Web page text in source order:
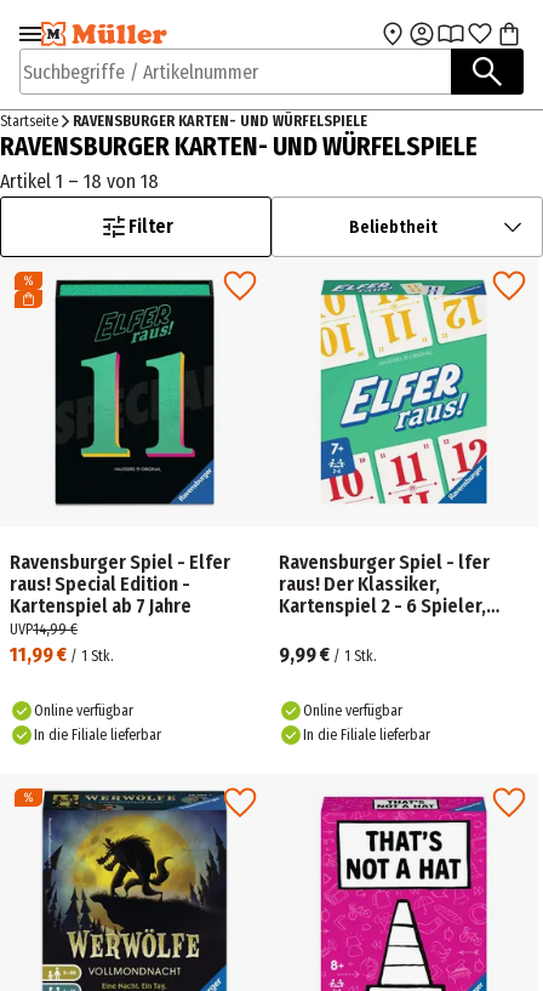
Zur Navigation
springen
Zum Hauptinhalt
Suchbegriffe / Artikelnummer
Startseite RAVENSBURGER KARTEN- UND WÜRFELSPIELE
RAVENSBURGER KARTEN- UND WÜRFELSPIELE
Artikel 1 – 18 von 18
Filter
Beliebtheit
Ravensburger Spiel - Elfer
raus! Special Edition -
Kartenspiel ab 7 Jahre
11,99 € / 1 Stk.
UVP14,99 €
Online verfügbar
In die Filiale lieferbar
Ravensburger Spiel - lfer
raus! Der Klassiker,
Kartenspiel 2 - 6 Spieler,
und Erwachsene
9,99 € / 1 Stk.
Online verfügbar
In die Filiale lieferbar